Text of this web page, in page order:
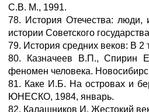
С.В. М., 1991.
78. История Отечества: люди,
истории Советского
79. История средних веков: В 2
80. Казначеев В.П., Спирин
феномен человека.
81. Каке И.Б. На островах и
ЮНЕСКО, 1984, январь.
82. Калашников И. Жестокий